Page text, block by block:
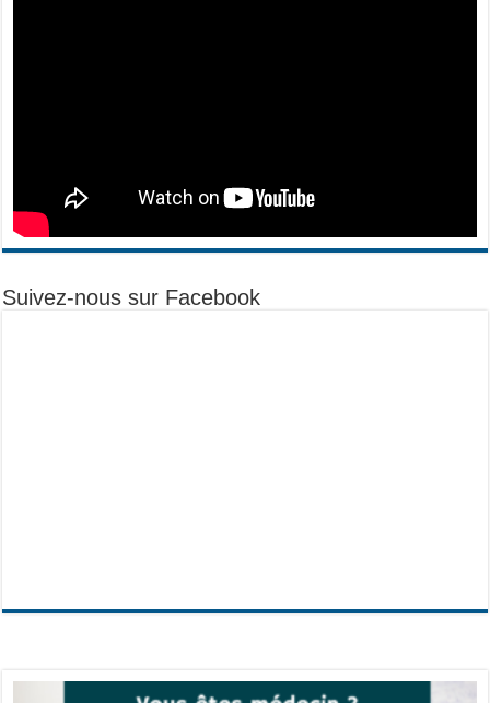
Suivez-nous sur Facebook